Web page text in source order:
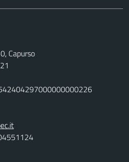
Capurso